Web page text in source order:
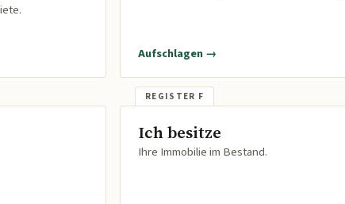
Aufschlagen →
Ich besitze
Ihre Immobilie im Bestand.